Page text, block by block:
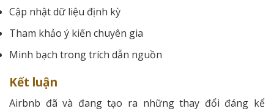
Cập nhật dữ liệu định kỳ
Tham khảo ý kiến chuyên gia
Minh bạch trong trích dẫn nguồn
Kết luận
Airbnb đã và đang tạo ra những thay đổi đáng kể